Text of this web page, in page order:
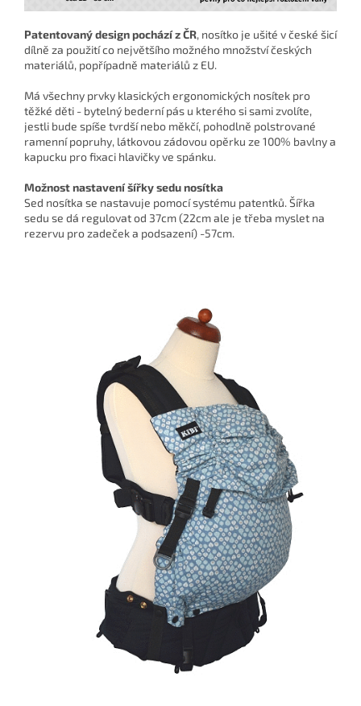
Patentovaný design pochází z ČR, nosítko je ušité v české šicí
dílně za použití co největšího možného množství českých
materiálů, popřípadně materiálů z EU.
Má všechny prvky klasických ergonomických nosítek pro
těžké děti - bytelný bederní pás u kterého si sami zvolíte,
jestli bude spíše tvrdší nebo měkčí, pohodlně polstrované
ramenní popruhy, látkovou zádovou opěrku ze 100% bavlny a
kapucku pro fixaci hlavičky ve spánku.
Možnost nastavení šířky sedu nosítka
Sed nosítka se nastavuje pomocí systému patentků. Šířka
sedu se dá regulovat od 37cm (22cm ale je třeba myslet na
rezervu pro zadeček a podsazení) -57cm.